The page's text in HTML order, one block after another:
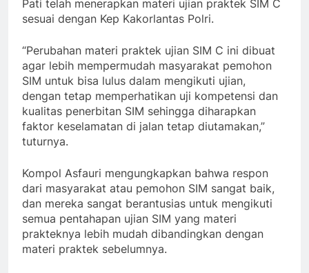
Pati telah menerapkan materi ujian praktek SIM C
sesuai dengan Kep Kakorlantas Polri.
“Perubahan materi praktek ujian SIM C ini dibuat
agar lebih mempermudah masyarakat pemohon
SIM untuk bisa lulus dalam mengikuti ujian,
dengan tetap memperhatikan uji kompetensi dan
kualitas penerbitan SIM sehingga diharapkan
faktor keselamatan di jalan tetap diutamakan,”
tuturnya.
Kompol Asfauri mengungkapkan bahwa respon
dari masyarakat atau pemohon SIM sangat baik,
dan mereka sangat berantusias untuk mengikuti
semua pentahapan ujian SIM yang materi
prakteknya lebih mudah dibandingkan dengan
materi praktek sebelumnya.